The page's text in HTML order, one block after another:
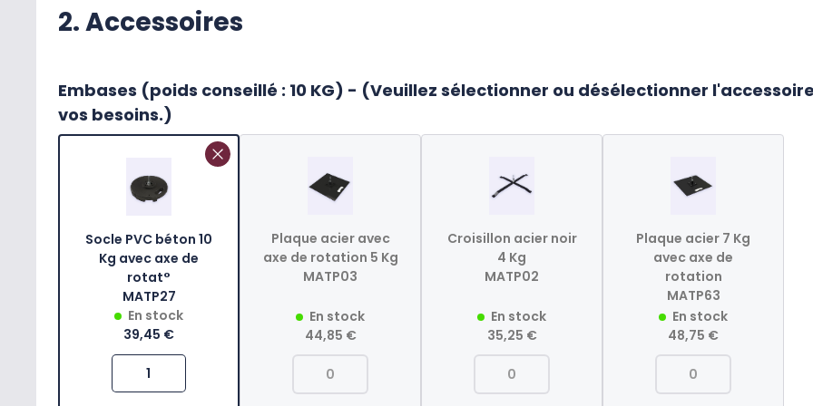
2. Accessoires
Embases (poids conseillé : 10 KG) - (Veuillez sélectionner ou désélectionner
vos besoins.)
Socle PVC béton 10
Kg avec axe de
rotat°
MATP27
En stock
39,45 €
Plaque acier avec
axe de rotation 5 Kg
MATP03
En stock
44,85 €
Croisillon acier noir
4 Kg
MATP02
En stock
35,25 €
Plaque acier 7 Kg
avec axe de
rotation
MATP63
En stock
48,75 €